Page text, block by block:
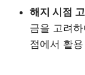
해지 시점
금을 고려
점에서 활